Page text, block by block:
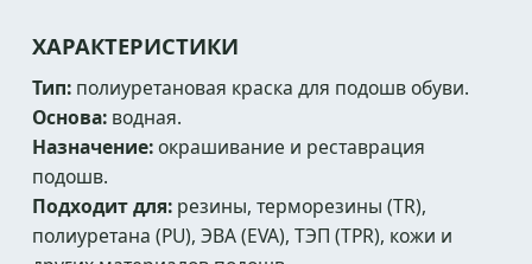
ХАРАКТЕРИСТИКИ
Тип: полиуретановая краска для подошв обуви.
Основа: водная.
Назначение:окрашивание и реставрация
подошв.
Подходит для: резины, терморезины (TR),
полиуретана (PU), ЭВА (EVA), ТЭП (TPR), кожи и